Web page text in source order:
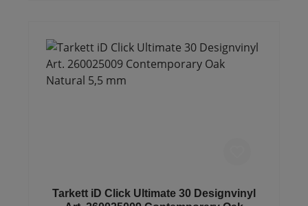
Tarkett iD Click Ultimate 30 Designvinyl